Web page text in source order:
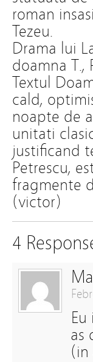
roman
Tezeu.
Drama lui
doamna T.,
Textul
cald,
noapte de
unitati
justificand
Petrescu,
fragmente
(victor)
4
Eu
as
(in